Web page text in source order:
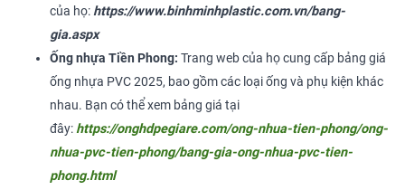
của họ:https://www.binhminhplastic.com.vn/bang-
gia.aspx
Ống nhựa Tiền Phong: Trang web của họ cung cấp bảng giá
ống nhựa PVC 2025, bao gồm các loại ống và phụ kiện khác
nhau. Bạn có thể xem bảng giá tại
đây:https://onghdpegiare.com/ong-nhua-tien-phong/ong-
nhua-pvc-tien-phong/bang-gia-ong-nhua-pvc-tien-
phong.html